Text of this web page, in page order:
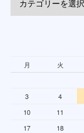
月 火
3
4
10
11
17
18